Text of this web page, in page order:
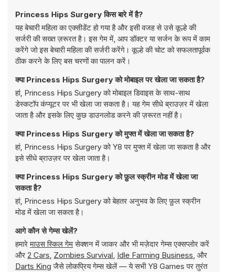
Princess Hips Surgery किस बारे में है?
यह बेचारी महिला का एक्सीडेंट हो गया है और इसी वजह से उसे कूल्हे की
सर्जरी की सख्त ज़रूरत है। इस गेम में, आप डॉक्टर या सर्जन के रूप में काम
करेंगे जो इस बेचारी महिला की सर्जरी करेंगे। कूल्हे की चोट को सफलतापूर्वक
ठीक करने के लिए बस चरणों का पालन करें।
क्या Princess Hips Surgery को मोबाइल पर खेला जा सकता है?
हां, Princess Hips Surgery को मोबाइल डिवाइस के साथ-साथ
डेस्कटॉप कंप्यूटर पर भी खेला जा सकता है। यह गेम सीधे ब्राउज़र में खेला
जाता है और इसके लिए कुछ डाउनलोड करने की ज़रूरत नहीं है।
क्या Princess Hips Surgery को मुफ्त में खेला जा सकता है?
हां, Princess Hips Surgery को Y8 पर मुफ्त में खेला जा सकता है और
इसे सीधे ब्राउज़र पर खेला जाता है।
क्या Princess Hips Surgery को फ़ुल स्क्रीन मोड में खेला जा
सकता है?
हां, Princess Hips Surgery को बेहतर अनुभव के लिए फ़ुल स्क्रीन
मोड में खेला जा सकता है।
आगे कौन से गेम्स खेलें?
हमारेमाउस स्किल गेमसेक्शन में जाकर और भी मज़ेदार गेम्स एक्सप्लोर करें
और 2 Cars, Zombies Survival, Idle Farming Business, और
Darts King जैसे लोकप्रिय गेम्स खेलें — ये सभी Y8 Games पर तुरंत